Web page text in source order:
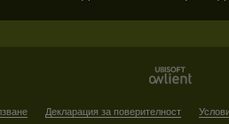
Декларация за поверителност